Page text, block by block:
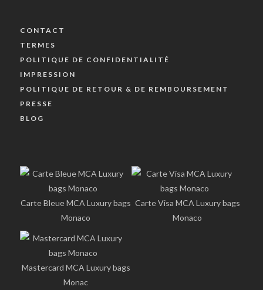
CONTACT
TERMES
POLITIQUE DE CONFIDENTIALITÉ
IMPRESSION
POLITIQUE DE RETOUR & DE REMBOURSEMENT
PRESSE
BLOG
Carte Bleue MCA Luxury bags
Monaco
Carte Visa MCA Luxury bags
Monaco
Mastercard MCA Luxury bags
Monac